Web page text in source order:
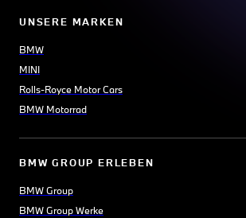
UNSERE MARKEN
BMW
MINI
Rolls-Royce Motor Cars
BMW Motorrad
BMW GROUP ERLEBEN
BMW Group
BMW Group Werke